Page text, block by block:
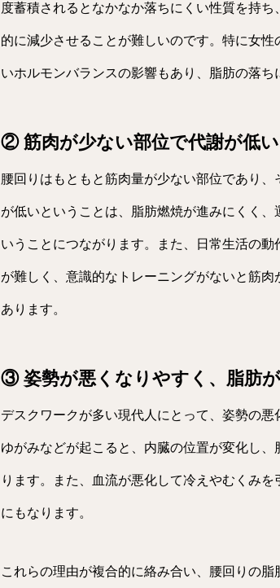
度蓄積されるとなかなか落ちにくい性質を持
的に減少させることが難しいのです。特に女
いホルモンバランスの影響もあり、脂肪の落ち
② 筋肉が少ない部位で代謝が低い
腰回りはもともと筋肉量が少ない部位であり
が低いということは、脂肪燃焼が進みにくく
いうことにつながります。また、日常生活の
が難しく、意識的なトレーニングがないと筋
あります。
③ 姿勢が悪くなりやすく、脂肪
デスクワークが多い現代人にとって、姿勢の
ゆがみなどが起こると、内臓の位置が変化し
ります。また、血流が悪化して冷えやむくみ
にもなります。
これらの理由が複合的に絡み合い、腰回りの